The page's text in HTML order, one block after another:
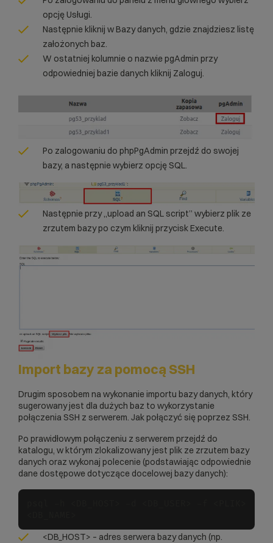
opcję Usługi.
Następnie kliknij w Bazy danych, gdzie znajdziesz listę
założonych baz.
W ostatniej kolumnie o nazwie pgAdmin przy
odpowiedniej bazie danych kliknij Zaloguj.
Po zalogowaniu do phpPgAdmin przejdź do swojej
bazy, a następnie wybierz opcję SQL.
Następnie przy „upload an SQL script” wybierz plik ze
zrzutem bazy po czym kliknij przycisk Execute.
Import bazy za pomocą SSH
Drugim sposobem na wykonanie importu bazy danych, który
sugerowany jest dla dużych baz to wykorzystanie
połączenia SSH z serwerem. Jak połączyć się poprzez SSH.
Po prawidłowym połączeniu z serwerem przejdź do
katalogu, w którym zlokalizowany jest plik ze zrzutem bazy
danych oraz wykonaj polecenie (podstawiając odpowiednie
dane dostępowe dotyczące docelowej bazy danych):
<DB_HOST> – adres serwera bazy danych (np.